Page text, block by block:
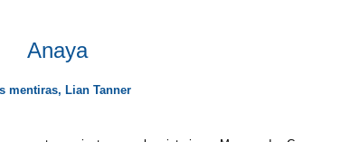
Anaya
mentiras, Lian Tanner